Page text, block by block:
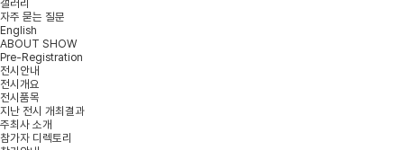
갤러리
자주 묻는 질문
English
ABOUT SHOW
Pre-Registration
전시안내
전시개요
전시품목
지난 전시 개최결과
주최사 소개
참가자 디렉토리